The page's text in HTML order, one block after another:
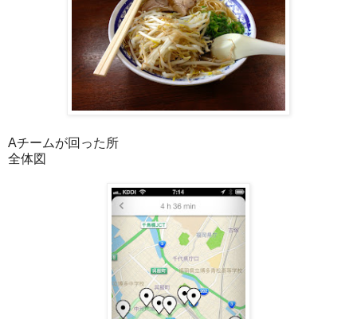
Aチームが回った所
全体図